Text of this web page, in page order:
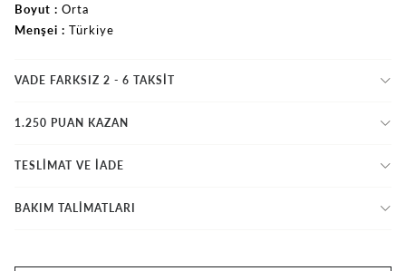
Boyut
Orta
Menşei
Türkiye
VADE FARKSIZ 2 - 6 TAKSIT
1.250 PUAN KAZAN
TESLİMAT VE İADE
BAKIM TALİMATLARI